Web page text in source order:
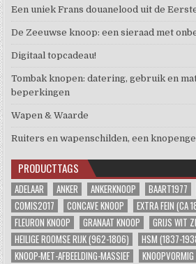
Een uniek Frans douanelood uit de
De Zeeuwse knoop: een sieraad met
Digitaal topcadeau!
Tombak knopen: datering, gebruik en
beperkingen
Wapen & Waarde
Ruiters en wapenschilden, een
PRODUCTTAGS
ADELAAR ANKER ANKERKNOOP BAART1977
COMIS2017
CONCAVE KNOOP EXTRA FEIN (CA
FLEURON KNOOP
GRANAAT KNOOP GRIJS WIT
HEILIGE ROOMSE RIJK (962-1806)
HSM (1837-
KNOOP-MET-AFBEELDING-MASSIEF
KNOOPVORMIG